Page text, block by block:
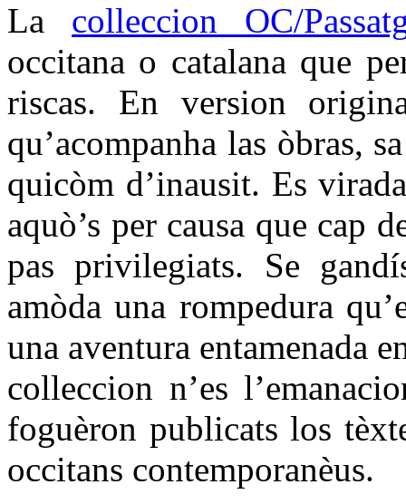
La colleccion OC/
occitana o catalana que
riscas. En version
qu’acompanha las òbras,
quicòm d’inausit. Es
aquò’s per causa que cap
pas privilegiats. Se
amòda una rompedura
una aventura entamenada
colleccion n’es
foguèron publicats los
occitans contemporanèus.